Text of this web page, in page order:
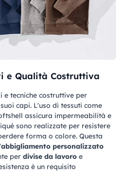
e Qualità Costruttiva
e tecniche costruttive per
capi. L'uso di tessuti come
assicura impermeabilità e
sono realizzate per resistere
forma o colore. Questa
abbigliamento personalizzato
per divise da lavoro e
è un requisito